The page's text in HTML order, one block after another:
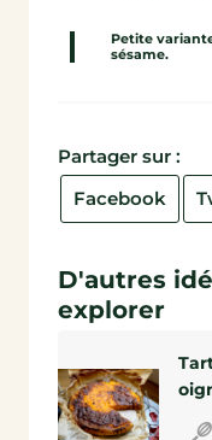
Petite
sésame.
Partager sur :
Facebook
D'autres
explorer